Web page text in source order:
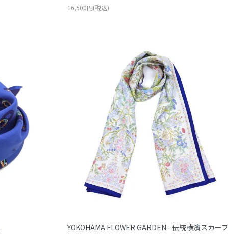
16,500円(税込)
YOKOHAMA FLOWER GARDEN - 伝統横濱スカーフ